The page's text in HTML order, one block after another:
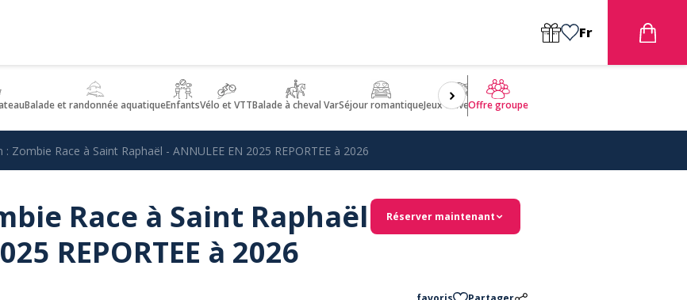
Fr
Balade et randonnée aquatiqueEnfantsVélo et VTTBalade à cheval VarSéjour romantiqueJeux d'aventuresBien être
Offre groupe
: Zombie Race à Saint Raphaël - ANNULEE EN 2025 REPORTEE à 2026
Race à Saint Raphaël
REPORTEE à 2026
Réserver maintenant